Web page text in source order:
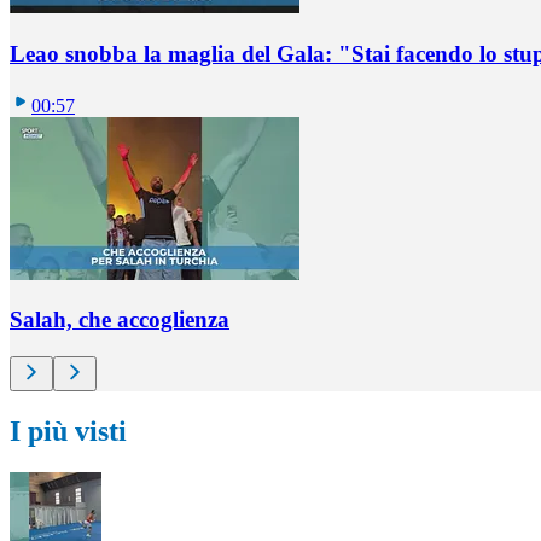
Leao snobba la maglia del Gala: "Stai facendo lo
00:57
Salah, che accoglienza
I più visti